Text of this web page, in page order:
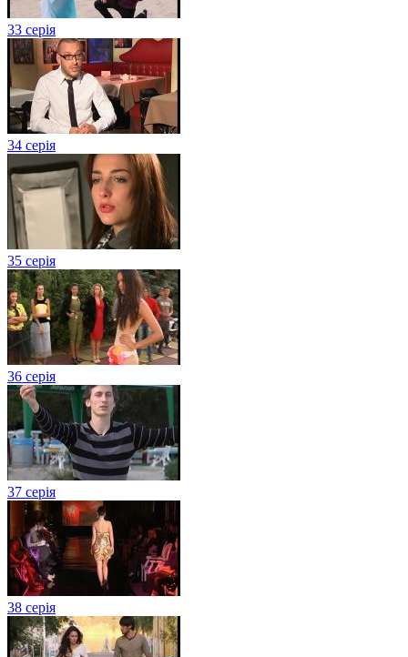
33 серія
34 серія
35 серія
36 серія
37 серія
38 серія